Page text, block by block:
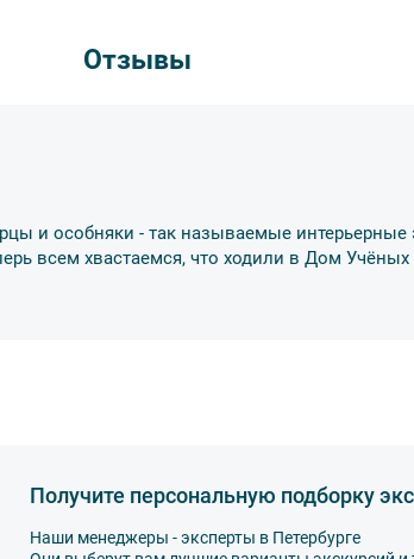
Отзывы
и особняки - так называемые
всем хвастаемся, что ходили в Дом Учёных
Получите персональную подборку
Наши менеджеры - эксперты в Петербурге